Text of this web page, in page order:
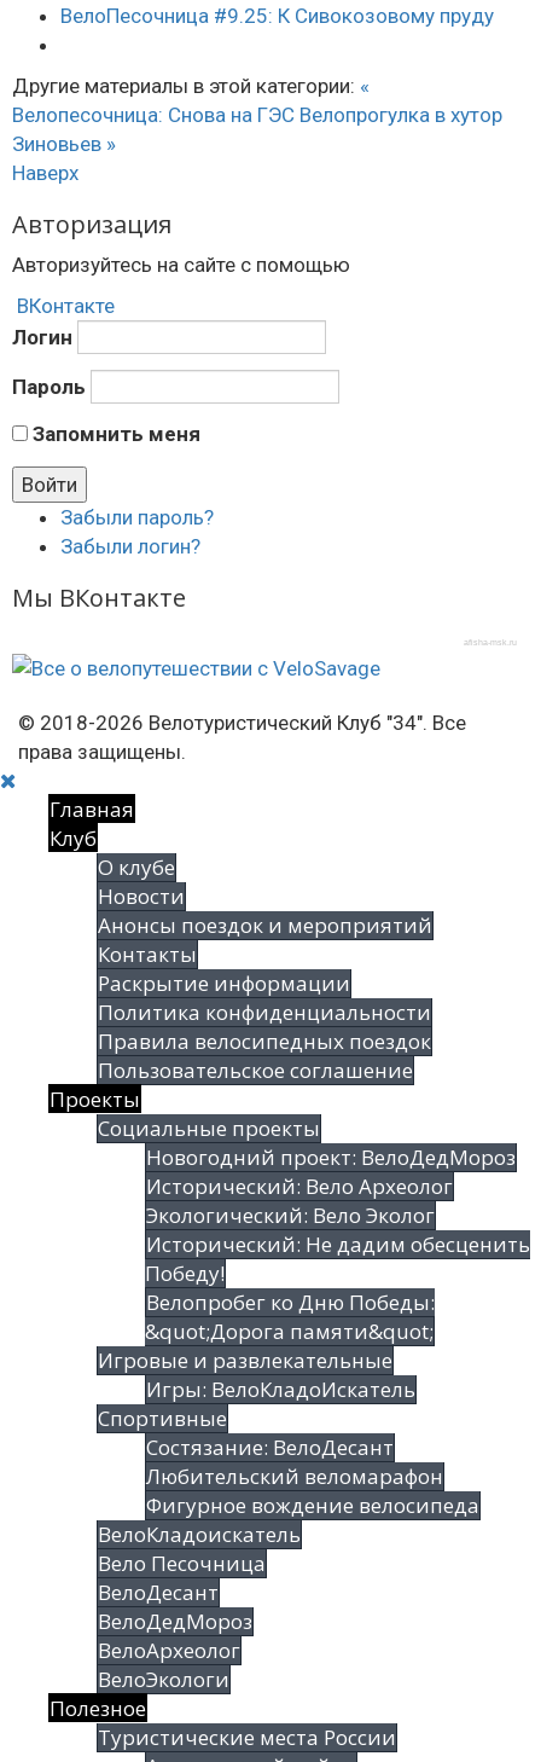
ВелоПесочница #9.25: К Сивокозовому пруду
Другие материалы в этой категории: «
Велопесочница: Снова на ГЭС Велопрогулка в хутор
Зиновьев »
Наверх
Авторизация
Авторизуйтесь на сайте с помощью
ВКонтакте
Логин
Пароль
Запомнить меня
Забыли пароль?
Забыли логин?
Мы ВКонтакте
afisha-msk.ru
© 2018-2026 Велотуристический Клуб "34". Все
права защищены.
Главная
Клуб
О клубе
Новости
Анонсы поездок и мероприятий
Контакты
Раскрытие информации
Политика конфиденциальности
Правила велосипедных поездок
Пользовательское соглашение
Проекты
Социальные проекты
Новогодний проект: ВелоДедМороз
Исторический: Вело Археолог
Экологический: Вело Эколог
Исторический: Не дадим обесценить
Победу!
Велопробег ко Дню Победы:
&quot;Дорога памяти&quot;
Игровые и развлекательные
Игры: ВелоКладоИскатель
Спортивные
Состязание: ВелоДесант
Любительский веломарафон
Фигурное вождение велосипеда
ВелоКладоискатель
Вело Песочница
ВелоДесант
ВелоДедМороз
ВелоАрхеолог
ВелоЭкологи
Полезное
Туристические места России